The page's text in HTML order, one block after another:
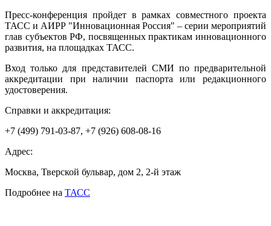
Пресс-конференция пройдет в рамках совместного проекта
ТАСС и АИРР "Инновационная Россия" – серии мероприятий
глав субъектов РФ, посвященных практикам инновационного
развития, на площадках ТАСС.
Вход только для представителей СМИ по предварительной
аккредитации при наличии паспорта или редакционного
удостоверения.
Справки и аккредитация:
+7 (499) 791-03-87, +7 (926) 608-08-16
Адрес:
Москва, Тверской бульвар, дом 2, 2-й этаж
Подробнее на ТАСС